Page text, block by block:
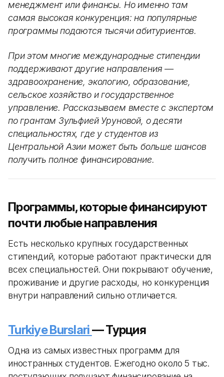
менеджмент или финансы. Но именно там
самая высокая конкуренция: на популярные
программы подаются тысячи абитуриентов.
При этом многие международные стипендии
поддерживают другие направления —
здравоохранение, экологию, образование,
сельское хозяйство и государственное
управление. Рассказываем вместе с экспертом
по грантам Зульфией Уруновой, о десяти
специальностях, где у студентов из
Центральной Азии может быть больше шансов
получить полное финансирование.
Программы, которые финансируют
почти любые направления
Есть несколько крупных государственных
стипендий, которые работают практически для
всех специальностей. Они покрывают обучение,
проживание и другие расходы, но конкуренция
внутри направлений сильно отличается.
Turkiye Burslari— Турция
Одна из самых известных программ для
иностранных студентов. Ежегодно около 5 тыс.